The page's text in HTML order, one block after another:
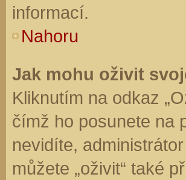
informací.
Nahoru
Jak mohu oživit
Kliknutím na odkaz
čímž ho posunete na
nevidíte,
můžete „oživit“ také